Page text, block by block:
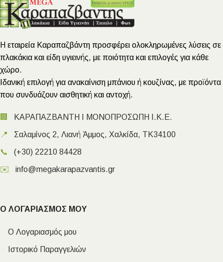
Η εταιρεία Καραπαζβάντη προσφέρει ολοκληρωμένες λύσεις σε
πλακάκια και είδη υγιεινής, με ποιότητα και επιλογές για κάθε
χώρο.
Ιδανική επιλογή για ανακαίνιση μπάνιου ή κουζίνας, με προϊόντα
που συνδυάζουν αισθητική και αντοχή.
🏢 ΚΑΡΑΠΑΖΒΑΝΤΗ Ι ΜΟΝΟΠΡΟΣΩΠΗ Ι.Κ.Ε.
📍 Σαλαμίνος 2, Λιανή Άμμος, Χαλκίδα, ΤΚ34100
📞 (+30) 22210 84428
✉️ info@megakarapazvantis.gr
Ο ΛΟΓΑΡΙΑΣΜΟΣ ΜΟΥ
Ο Λογαριασμός μου
Ιστορικό Παραγγελιών